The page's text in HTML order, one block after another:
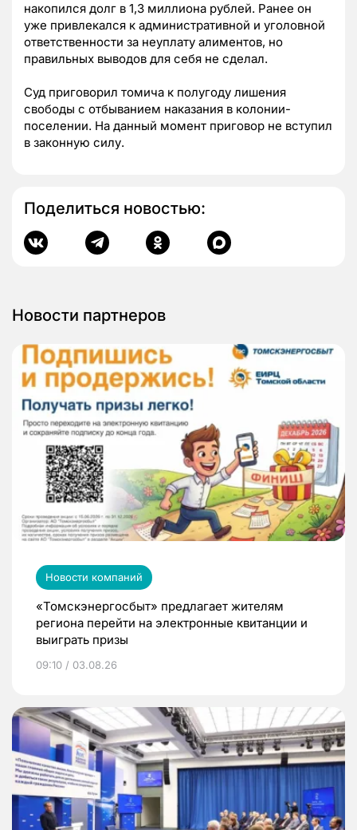
накопился долг в 1,3 миллиона рублей. Ранее он
уже привлекался к административной и уголовной
ответственности за неуплату алиментов, но
правильных выводов для себя не сделал.
Суд приговорил томича к полугоду лишения
свободы с отбыванием наказания в колонии-
поселении. На данный момент приговор не вступил
в законную силу.
Поделиться новостью:
Новости партнеров
Новости компаний
«Томскэнергосбыт» предлагает жителям
региона перейти на электронные квитанции и
выиграть призы
09:10 / 03.08.26